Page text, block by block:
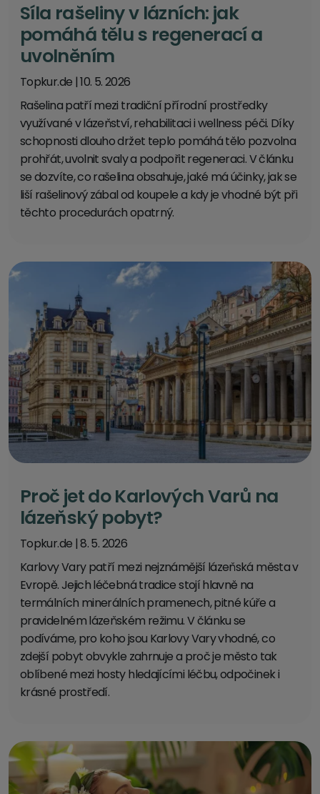
Síla rašeliny v lázních: jak
pomáhá tělu s regenerací a
uvolněním
Topkur.de |10. 5. 2026
Rašelina patří mezi tradiční přírodní prostředky
využívané v lázeňství, rehabilitaci i wellness péči. Díky
schopnosti dlouho držet teplo pomáhá tělo pozvolna
prohřát, uvolnit svaly a podpořit regeneraci. V článku
se dozvíte, co rašelina obsahuje, jaké má účinky, jak se
liší rašelinový zábal od koupele a kdy je vhodné být při
těchto procedurách opatrný.
Proč jet do Karlových Varů na
lázeňský pobyt?
Topkur.de |8. 5. 2026
Karlovy Vary patří mezi nejznámější lázeňská města v
Evropě. Jejich léčebná tradice stojí hlavně na
termálních minerálních pramenech, pitné kúře a
pravidelném lázeňském režimu. V článku se
podíváme, pro koho jsou Karlovy Vary vhodné, co
zdejší pobyt obvykle zahrnuje a proč je město tak
oblíbené mezi hosty hledajícími léčbu, odpočinek i
krásné prostředí.